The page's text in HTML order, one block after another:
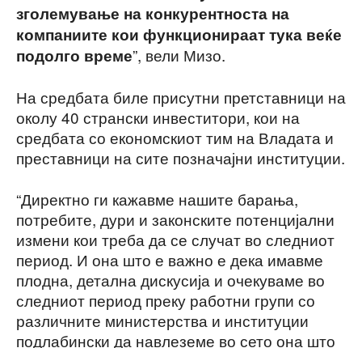
зголемување на конкурентноста на
компаниите кои функционираат тука веќе
подолго време”, вели Мизо.
На средбата биле присутни претставници на
околу 40 странски инвеститори, кои на
средбата со економскиот тим на Владата и
преставници на сите позначајни институции.
“Директно ги кажавме нашите барања,
потребите, дури и законските потенцијални
измени кои треба да се случат во следниот
период. И она што е важно е дека имавме
плодна, детална дискусија и очекуваме во
следниот период преку работни групи со
различните министерства и институции
подлабински да навлеземе во сето она што